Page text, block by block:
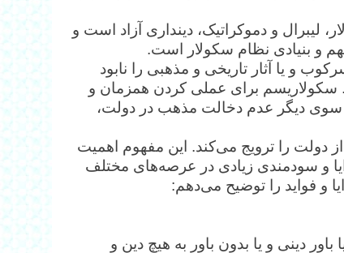
لیبرال و ‌دموکراتیک، دینداری آزاد است و
و بنیادی نظام سکولار است.
و یا آثار تاریخی و مذهبی را نابود
سکولاریسم برای عملی کردن همزمان و
سوی دیگر عدم دخالت مذهب در دولت،
دولت را ترویج می‌کند. این مفهوم اهمیت
و سودمندی زیادی در عرصه‌های مختلف
و فواید را توضیح می‌دهم:
دینی و یا بدون باور به هیچ دین و